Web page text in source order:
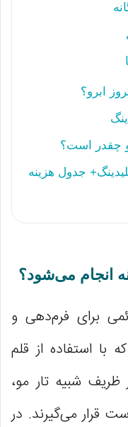
ابرو؟
چقدر است؟
جدول هزینه
انجام می‌شود؟
برای فرم‌دهی و
استفاده از قلم
شبیه تار مو،
قرار می‌گیرند. در